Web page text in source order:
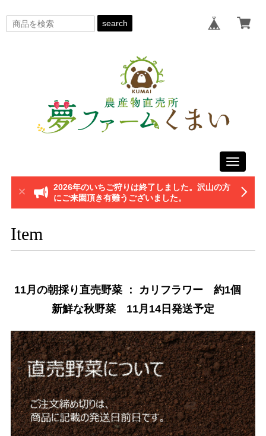
search
Toggle
2026年のいちご狩りは終了しました。沢山の方
にご来園頂き有難うございました。
Item
11月の朝採り直売野菜 ： カリフラワー 約1個
新鮮な秋野菜 11月14日発送予定